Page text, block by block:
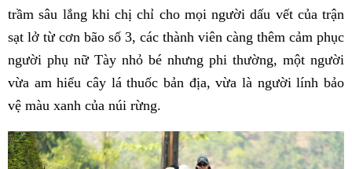
trầm sâu lắng khi chị chỉ cho mọi người dấu vết của trận
sạt lở từ cơn bão số 3, các thành viên càng thêm cảm phục
người phụ nữ Tày nhỏ bé nhưng phi thường, một người
vừa am hiểu cây lá thuốc bản địa, vừa là người lính bảo
vệ màu xanh của núi rừng.